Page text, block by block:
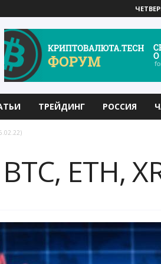
ТРЕЙДИНГ РОССИЯ
ETH,